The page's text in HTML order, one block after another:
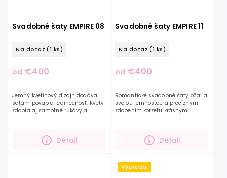
Svadobné šaty EMPIRE 08
Na dotaz (1 ks)
od €400
Detail
Jemný kvetinový dizajn dodáva
šatám pôvab a jedinečnosť. Kvety
zdobia aj samotné rukávy a
vynikne tento...
Svadobné šaty EMPIRE 11
Na dotaz (1 ks)
od €400
Detail
Romantické svadobné šaty očaria
svojou jemnosťou a precíznym
zdobením korzetu krásnymi
krásnou aplikáciou....
Výpredaj